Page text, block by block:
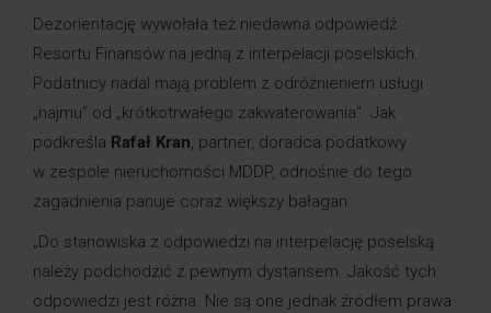
Dezorientację wywołała też niedawna odpowiedź
Resortu Finansów na jedną z interpelacji poselskich.
Podatnicy nadal mają problem z odróżnieniem usługi
„najmu” od „krótkotrwałego zakwaterowania”. Jak
podkreśla Rafał Kran, partner, doradca podatkowy
w zespole nieruchomości MDDP, odnośnie do tego
zagadnienia panuje coraz większy bałagan:
„Do stanowiska z odpowiedzi na interpelację poselską
należy podchodzić z pewnym dystansem. Jakość tych
odpowiedzi jest różna. Nie są one jednak źródłem prawa